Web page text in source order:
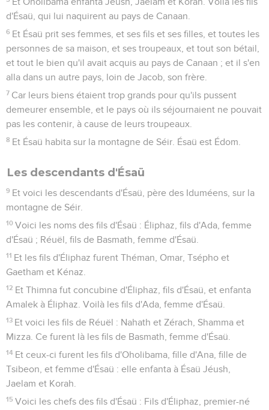
d'Ésaü, qui lui naquirent au pays de Canaan.
6 Et Ésaü prit ses femmes, et ses fils et ses filles, et toutes les
personnes de sa maison, et ses troupeaux, et tout son bétail,
et tout le bien qu'il avait acquis au pays de Canaan ; et il s'en
alla dans un autre pays, loin de Jacob, son frère.
7 Car leurs biens étaient trop grands pour qu'ils pussent
demeurer ensemble, et le pays où ils séjournaient ne pouvait
pas les contenir, à cause de leurs troupeaux.
8 Et Ésaü habita sur la montagne de Séir. Ésaü est Édom.
Les descendants d'Ésaü
9 Et voici les descendants d'Ésaü, père des Iduméens, sur la
montagne de Séir.
10 Voici les noms des fils d'Ésaü : Éliphaz, fils d'Ada, femme
d'Ésaü ; Réuël, fils de Basmath, femme d'Ésaü.
11 Et les fils d'Éliphaz furent Théman, Omar, Tsépho et
Gaetham et Kénaz.
12 Et Thimna fut concubine d'Éliphaz, fils d'Ésaü, et enfanta
Amalek à Éliphaz. Voilà les fils d'Ada, femme d'Ésaü.
13 Et voici les fils de Réuël : Nahath et Zérach, Shamma et
Mizza. Ce furent là les fils de Basmath, femme d'Ésaü.
14 Et ceux-ci furent les fils d'Oholibama, fille d'Ana, fille de
Tsibeon, et femme d'Ésaü : elle enfanta à Ésaü Jéush,
Jaelam et Korah.
15 Voici les chefs des fils d'Ésaü : Fils d'Éliphaz, premier-né